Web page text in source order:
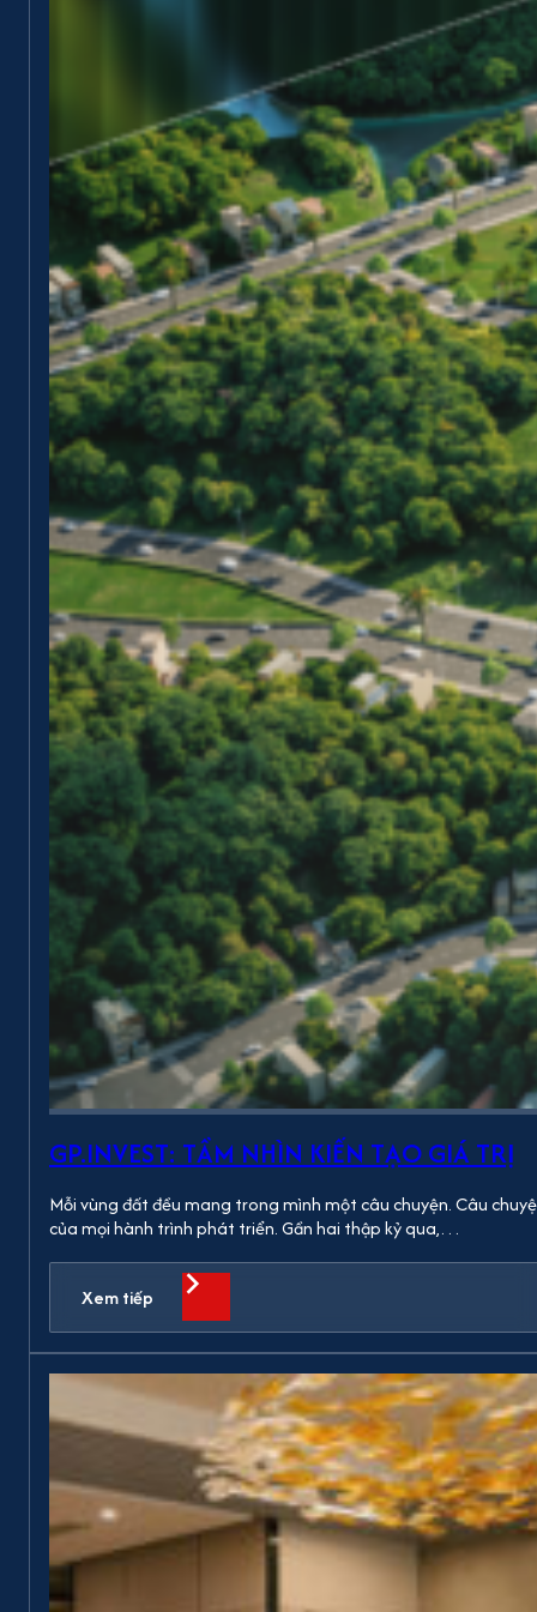
GP.INVEST: TẦM NHÌN KIẾN TẠO GIÁ TRỊ
Mỗi vùng đất đều mang trong mình một câu chuyện. Câu
của mọi hành trình phát triển. Gần hai thập kỷ qua,…
Xem tiếp